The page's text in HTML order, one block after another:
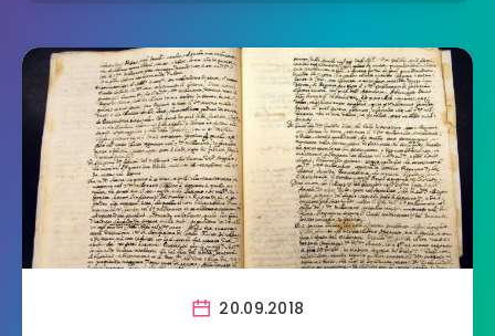
20.09.2018